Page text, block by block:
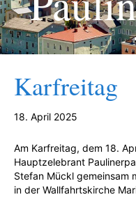
Karfreitag
18. April 2025
Am Karfreitag, dem 18.
Hauptzelebrant
Stefan Mückl gemeinsam
in der Wallfahrtskirche